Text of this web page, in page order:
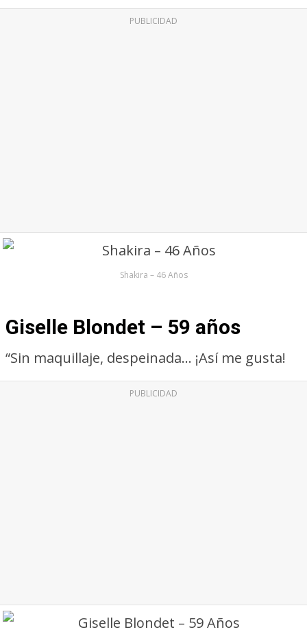
PUBLICIDAD
Shakira – 46 Años
Giselle Blondet – 59 años
“Sin maquillaje, despeinada… ¡Así me gusta!
PUBLICIDAD